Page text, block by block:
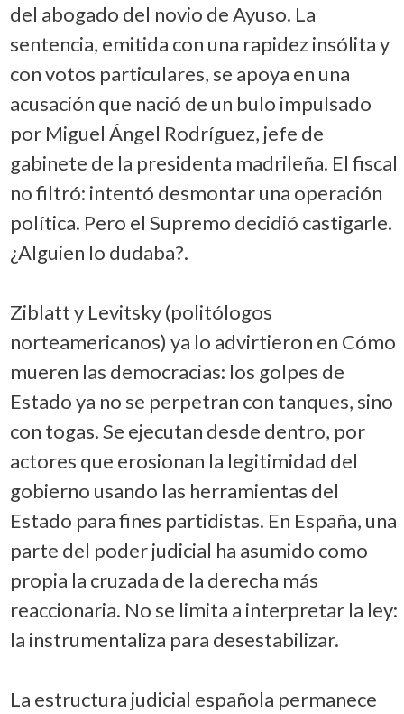
del abogado del novio de Ayuso. La
sentencia, emitida con una rapidez insólita y
con votos particulares, se apoya en una
acusación que nació de un bulo impulsado
por Miguel Ángel Rodríguez, jefe de
gabinete de la presidenta madrileña. El fiscal
no filtró: intentó desmontar una operación
política. Pero el Supremo decidió castigarle.
¿Alguien lo dudaba?.
Ziblatt y Levitsky (politólogos
norteamericanos) ya lo advirtieron en Cómo
mueren las democracias: los golpes de
Estado ya no se perpetran con tanques, sino
con togas. Se ejecutan desde dentro, por
actores que erosionan la legitimidad del
gobierno usando las herramientas del
Estado para fines partidistas. En España, una
parte del poder judicial ha asumido como
propia la cruzada de la derecha más
reaccionaria. No se limita a interpretar la ley:
la instrumentaliza para desestabilizar.
La estructura judicial española permanece